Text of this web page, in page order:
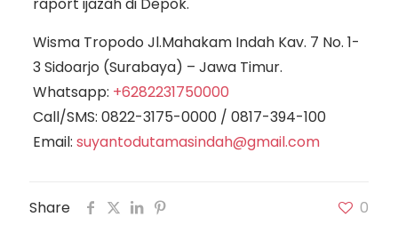
raport ijazah di Depok.
Wisma Tropodo Jl.Mahakam Indah Kav. 7 No. 1-
3 Sidoarjo (Surabaya) – Jawa Timur.
Whatsapp: +6282231750000
Call/SMS: 0822-3175-0000/ 0817-394-100
Email: suyantodutamasindah@gmail.com
Share 0